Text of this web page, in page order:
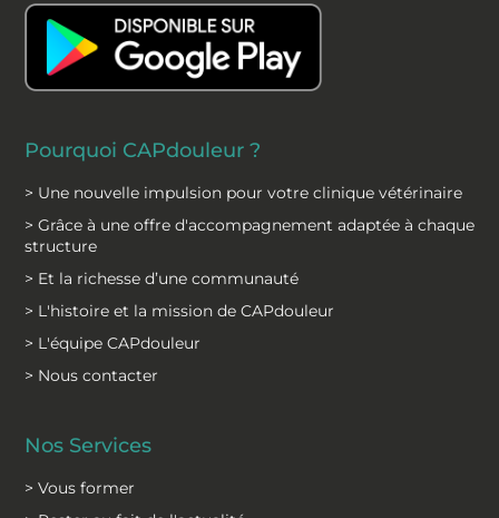
k
n
Pourquoi CAPdouleur ?
> Une nouvelle impulsion pour votre clinique vétérinaire
> Grâce à une offre d'accompagnement adaptée à chaque
structure
> Et la richesse d’une communauté
> L'histoire et la mission de CAPdouleur
> L'équipe CAPdouleur
> Nous contacter
Nos Services
> Vous former